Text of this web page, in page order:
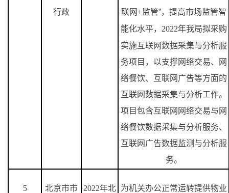
行政
联网+监管”，提高市场监管智
能化水平， 2022年我局拟采购
实施互联网数据采集与分析服
务项目，以支撑网络交易、网
络餐饮、互联网广告等方面的
互联网数据采集与分析工作。
项目包含互联网网络交易与网
络餐饮数据采集与分析服务、
互联网广告数据监测与分析服
务。
5
北京市市
2022年北 为机关办公正常运转提供物业